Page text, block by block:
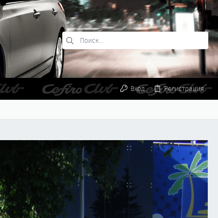
Вход Регистрация